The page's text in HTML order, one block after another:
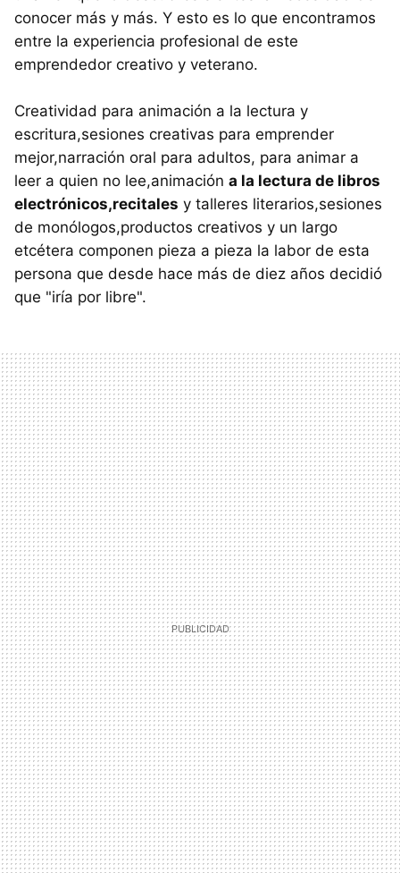
conocer más y más. Y esto es lo que encontramos
entre la experiencia profesional de este
emprendedor creativo y veterano.
Creatividad para animación a la lectura y
escritura,sesiones creativas para emprender
mejor,narración oral para adultos, para animar a
leer a quien no lee,animación a la lectura de libros
electrónicos,recitales y talleres literarios,sesiones
de monólogos,productos creativos y un largo
etcétera componen pieza a pieza la labor de esta
persona que desde hace más de diez años decidió
que "iría por libre".